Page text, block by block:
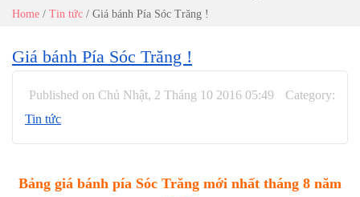
Home / Tin tức / Giá bánh Pía Sóc Trăng !
Giá bánh Pía Sóc Trăng !
Published on Chủ Nhật, 2 Tháng 10 2016 05:49
Category:
Tin tức
Bảng giá bánh pía Sóc Trăng mới nhất tháng 8 năm